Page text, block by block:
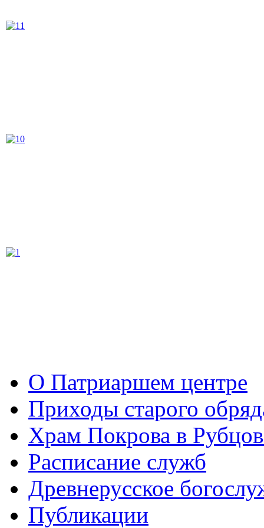
О Патриаршем центре
Приходы старого
Храм Покрова в
Расписание служб
Древнерусское
Публикации